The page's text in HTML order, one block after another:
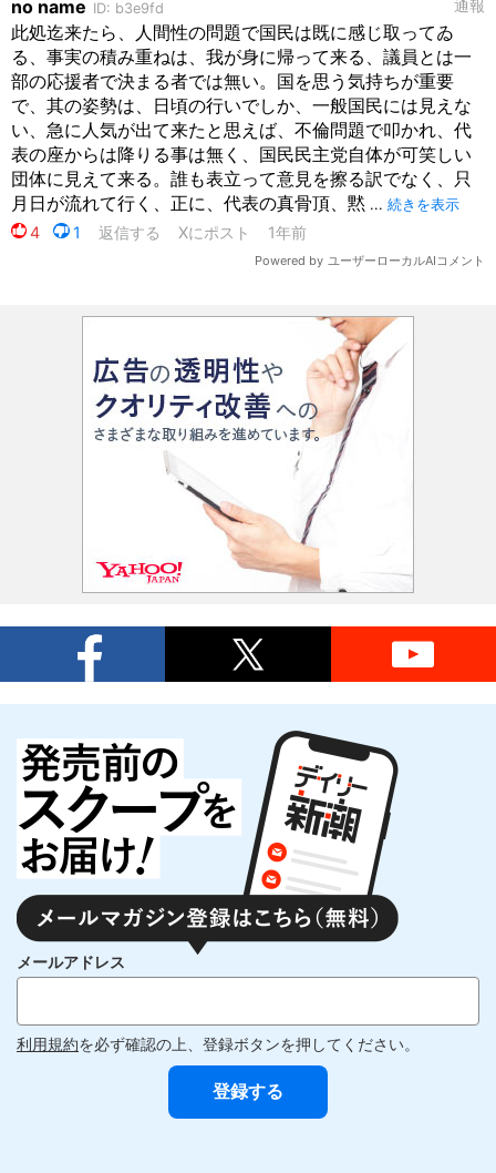
メールアドレス
利用規約を必ず確認の上、登録ボタンを押してください。